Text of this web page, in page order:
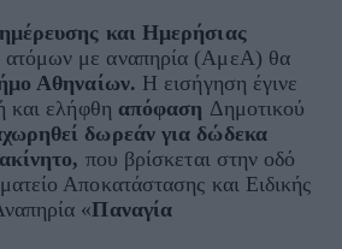
και Ημερήσιας
ατόμων με αναπηρία (ΑμεΑ) θα
Αθηναίων. Η εισήγηση έγινε
και ελήφθη απόφαση Δημοτικού
δωρεάν για δώδεκα
που βρίσκεται στην οδό
Αποκατάστασης και Ειδικής
«Παναγία